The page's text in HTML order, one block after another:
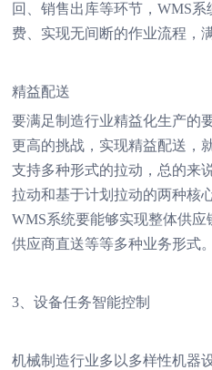
回、销售出库等环节，WMS
费、实现无间断的作业流程，
精益配送
要满足制造行业精益化生产的
更高的挑战，实现精益配送，
支持多种形式的拉动，总的来
拉动和基于计划拉动的两种核
WMS系统要能够实现整体供应
供应商直送等等多种业务形式。
3、设备任务智能控制
机械制造行业多以多样性机器